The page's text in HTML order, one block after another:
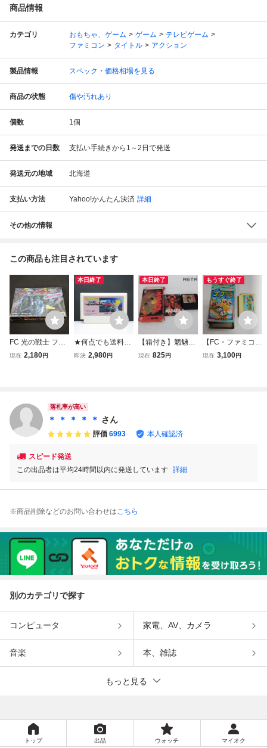
商品情報
カテゴリ おもちゃ、ゲーム ゲーム
テレビゲーム
ファミコン
タイトル アクション
製品情報 スペック・価格相場を見る
商品の状態 傷や汚れあり
個数 1個
発送までの日数 支払い手続きから1～2日で発送
発送元の地域 北海道
支払い方法 Yahoo!かんたん決済 詳細
その他の情報
この商品も注目されています
FC 光の戦士 フォ
トン 惑星ゾルディ
現在 2,180円
本日終了
★何点でも送料１
８５円★ 超惑星戦
確認済み
即決 2,980円
本日終了
【箱付き】魍魎戦
記MADARA ファ
現在 825円
もうすぐ終了
【FC・ファミコ
ン】 わんぱくダッ
現在 3,100円
落札率が高い
＊ ＊ ＊ ＊ ＊ さん
評価 6993 本人確認済
スピード発送
この出品者は平均24時間以内に発送しています 詳細
※商品削除などのお問い合わせはこちら
別のカテゴリで探す
コンピュータ 家電、AV、カメラ
音楽 本、雑誌
もっと見る
トップ 出品 ウォッチ マイオク